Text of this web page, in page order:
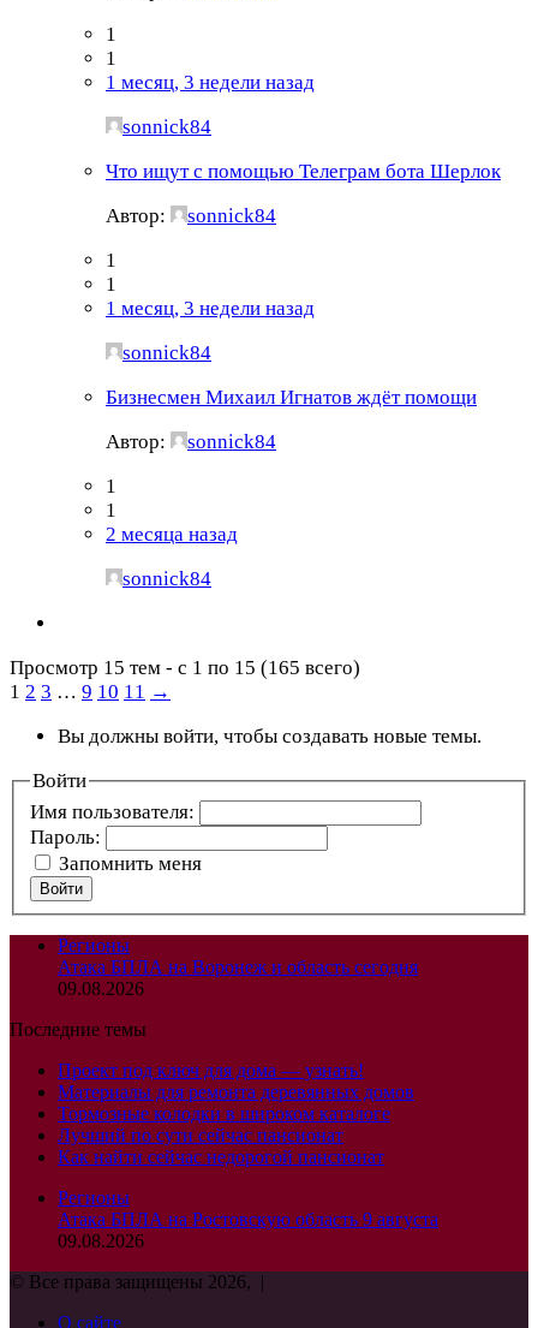
1
1
1 месяц, 3 недели назад
sonnick84
Что ищут с помощью Телеграм бота Шерлок
Автор:
sonnick84
1
1
1 месяц, 3 недели назад
sonnick84
Бизнесмен Михаил Игнатов ждёт помощи
Автор:
sonnick84
1
1
2 месяца назад
sonnick84
Просмотр 15 тем - с 1 по 15 (165 всего)
1 2 3 … 9 10 11 →
Вы должны войти, чтобы создавать новые темы.
Войти
Имя пользователя:
Пароль:
Запомнить меня
Войти
Регионы
Атака БПЛА на Воронеж и область сегодня
09.08.2026
Последние темы
Проект под ключ для дома — узнать!
Материалы для ремонта деревянных домов
Тормозные колодки в широком каталоге
Лучший по сути сейчас пансионат
Как найти сейчас недорогой пансионат
Регионы
Атака БПЛА на Ростовскую область 9 августа
09.08.2026
© Все права защищены 2026, |
О сайте